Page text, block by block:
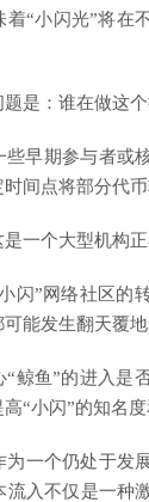
着“小闪光”将在
是：谁在做这
些早期参与者或
间点将部分代
一个大型机构
闪”网络社区的
能发生翻天覆地
“鲸鱼”的进入是
“小闪”的知名
为一个仍处于发
流入不仅是一种